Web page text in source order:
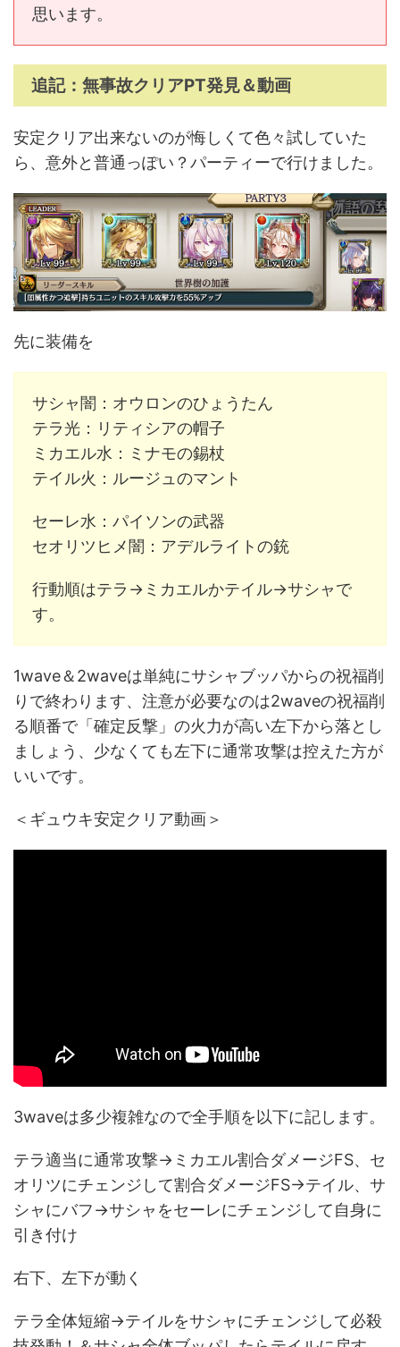
思います。
追記：無事故クリアPT発見＆動画
安定クリア出来ないのが悔しくて色々試していた
ら、意外と普通っぽい？パーティーで行けました。
先に装備を
サシャ闇：オウロンのひょうたん
テラ光：リティシアの帽子
ミカエル水：ミナモの錫杖
テイル火：ルージュのマント
セーレ水：パイソンの武器
セオリツヒメ闇：アデルライトの銃
行動順はテラ→ミカエルかテイル→サシャで
す。
1wave＆2waveは単純にサシャブッパからの祝福削
りで終わります、注意が必要なのは2waveの祝福削
る順番で「確定反撃」の火力が高い左下から落とし
ましょう、少なくても左下に通常攻撃は控えた方が
いいです。
＜ギュウキ安定クリア動画＞
3waveは多少複雑なので全手順を以下に記します。
テラ適当に通常攻撃→ミカエル割合ダメージFS、セ
オリツにチェンジして割合ダメージFS→テイル、サ
シャにバフ→サシャをセーレにチェンジして自身に
引き付け
右下、左下が動く
テラ全体短縮→テイルをサシャにチェンジして必殺